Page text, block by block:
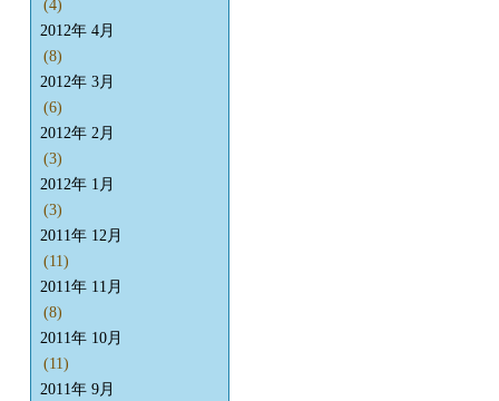
(4)
2012年 4月
(8)
2012年 3月
(6)
2012年 2月
(3)
2012年 1月
(3)
2011年 12月
(11)
2011年 11月
(8)
2011年 10月
(11)
2011年 9月